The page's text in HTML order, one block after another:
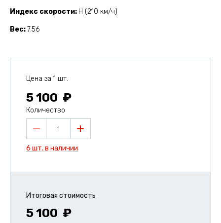
Индекс скорости H (210 км/ч)
Вес 7.56
Цена за 1 шт.
5 100
Количество
1
6 шт. в наличии
Итоговая стоимость
5 100